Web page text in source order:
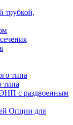
трубкой,
типа
с раздвоенным
Опции для